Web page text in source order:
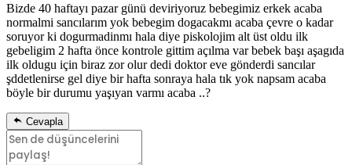
Bizde 40 haftayı pazar günü deviriyoruz bebegimiz erkek acaba
normalmi sancılarım yok bebegim dogacakmı acaba çevre o kadar
soruyor ki dogurmadinmı hala diye piskolojim alt üst oldu ilk
gebeligim 2 hafta önce kontrole gittim açılma var bebek başı aşagıda
ilk oldugu için biraz zor olur dedi doktor eve gönderdi sancılar
şddetlenirse gel diye bir hafta sonraya hala tık yok napsam acaba
böyle bir durumu yaşıyan varmı acaba ..?
Cevapla